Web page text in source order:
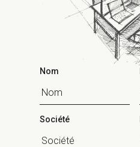
Nom
Société